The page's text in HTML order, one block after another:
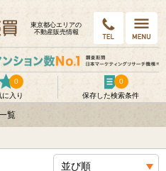
東京都⼼エリアの
不動産販売情報
に入り
0
保存した検索条件
0
覧